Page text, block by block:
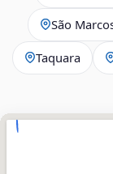
São
Taquara